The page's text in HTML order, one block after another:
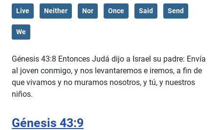
Live Neither Nor Once Said Send
We
Génesis 43:8 Entonces Judá dijo a Israel su padre: Envía
al joven conmigo, y nos levantaremos e iremos, a fin de
que vivamos y no muramos nosotros, y tú, y nuestros
niños.
Génesis 43:9